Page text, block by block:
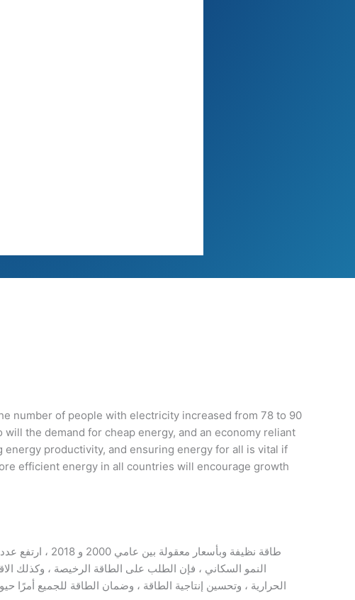
number of people with electricity increased from 78 to 90
the demand for cheap energy, and an economy reliant
productivity, and ensuring energy for all is vital if
efficient energy in all countries will encourage growth
النمو السكاني ، فإن الطلب على الطاقة الرخيصة ، وكذلك